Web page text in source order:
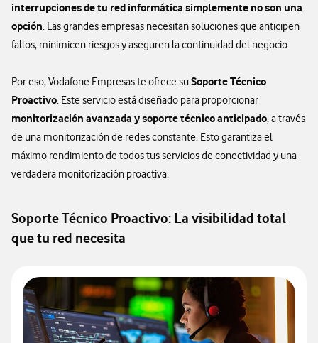
interrupciones de tu red informática simplemente no son una
opción. Las grandes empresas necesitan soluciones que anticipen
fallos, minimicen riesgos y aseguren la continuidad del negocio.
Por eso, Vodafone Empresas te ofrece suSoporte Técnico
Proactivo. Este servicio está diseñado para proporcionar
monitorización avanzada y soporte técnico anticipado, a través
de una monitorización de redes constante. Esto garantiza el
máximo rendimiento de todos tus servicios de conectividad y una
verdadera monitorización proactiva.
Soporte Técnico Proactivo: La visibilidad total
que tu red necesita